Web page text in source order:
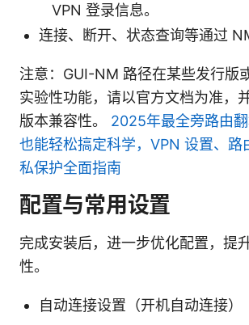
VPN 登录信息。
连接、断开、状态查询等通过
注意：GUI-NM 路径在某些发行版
实验性功能，请以官方文档为准，
版本兼容性。 2025年最全旁路由
也能轻松搞定科学，VPN 设置、路
私保护全面指南
配置与常用设置
完成安装后，进一步优化配置，提
性。
自动连接设置（开机自动连接）